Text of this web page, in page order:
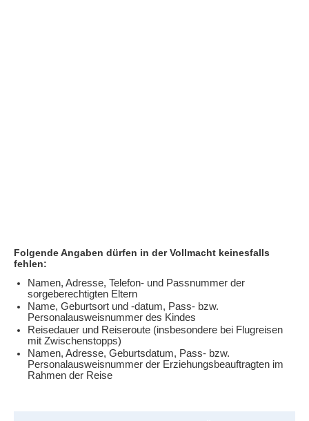
Folgende Angaben dürfen in der Vollmacht keinesfalls
fehlen:
Namen, Adresse, Telefon- und Passnummer der
sorgeberechtigten Eltern
Name, Geburtsort und -datum, Pass- bzw.
Personalausweisnummer des Kindes
Reisedauer und Reiseroute (insbesondere bei Flugreisen
mit Zwischenstopps)
Namen, Adresse, Geburtsdatum, Pass- bzw.
Personalausweisnummer der Erziehungsbeauftragten im
Rahmen der Reise